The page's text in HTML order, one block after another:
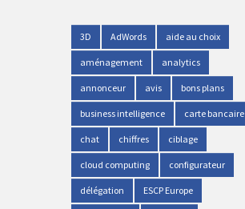
3D AdWords aide au choix
aménagement analytics
annonceur avis bons plans
business intelligence carte bancaire
chat chiffres ciblage
cloud computing configurateur
délégation ESCP Europe